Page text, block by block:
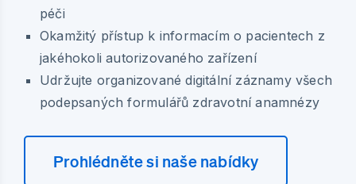
péči
Okamžitý přístup k informacím o pacientech z
jakéhokoli autorizovaného zařízení
Udržujte organizované digitální záznamy všech
podepsaných formulářů zdravotní anamnézy
Prohlédněte si naše nabídky